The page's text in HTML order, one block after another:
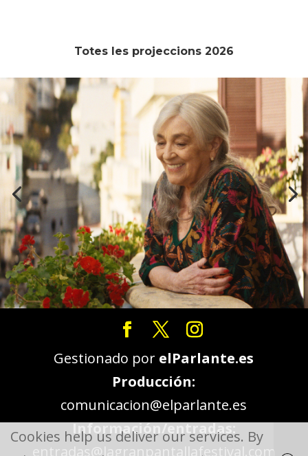
Totes les projeccions 2026
Gestionado por elParlante.es
Producción:
comunicacion@elparlante.es
Información/entradas:
entradas@lagranpantallafestival.com
Cookies help us deliver our services. By